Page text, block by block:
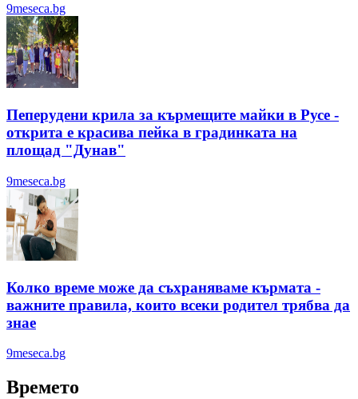
9meseca.bg
Пеперудени крила за кърмещите майки в Русе -
открита е красива пейка в градинката на
площад "Дунав"
9meseca.bg
Колко време може да съхраняваме кърмата -
важните правила, които всеки родител трябва да
знае
9meseca.bg
Времето